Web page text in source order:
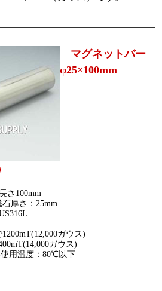
マグネットバー
φ25×100mm
さ100mm
厚さ：25mm
ガウス)
ガウス)
用温度：80℃以下